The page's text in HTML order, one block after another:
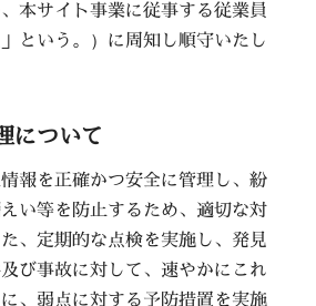
本サイト事業に従事する従業員
」という。）に周知し順守いたし
について
報を正確かつ安全に管理し、紛
い等を防止するため、適切な対
、定期的な点検を実施し、発見
び事故に対して、速やかにこれ
、弱点に対する予防措置を実施